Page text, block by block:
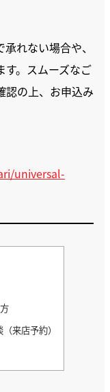
れない場合や、
。スムーズなご
認の上、お申込み
universal-
来店予約）